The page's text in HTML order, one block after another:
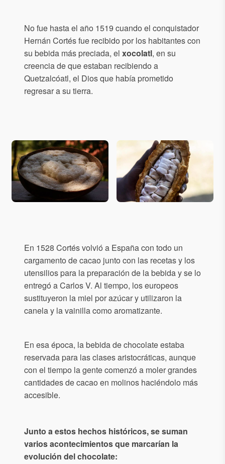
No fue hasta el año 1519 cuando el conquistador
Hernán Cortés fue recibido por los habitantes con
su bebida más preciada, el xocolatl, en su
creencia de que estaban recibiendo a
Quetzalcóatl, el Dios que había prometido
regresar a su tierra.
En 1528 Cortés volvió a España con todo un
cargamento de cacao junto con las recetas y los
utensilios para la preparación de la bebida y se lo
entregó a Carlos V. Al tiempo, los europeos
sustituyeron la miel por azúcar y utilizaron la
canela y la vainilla como aromatizante.
En esa época, la bebida de chocolate estaba
reservada para las clases aristocráticas, aunque
con el tiempo la gente comenzó a moler grandes
cantidades de cacao en molinos haciéndolo más
accesible.
Junto a estos hechos históricos, se suman
varios acontecimientos que marcarían la
evolución del chocolate: